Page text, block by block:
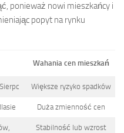
ponieważ nowi mieszkańcy i
popyt na rynku
Wahania cen mieszkań
Większe ryzyko spadków
Duża zmienność cen
Stabilność lub wzrost